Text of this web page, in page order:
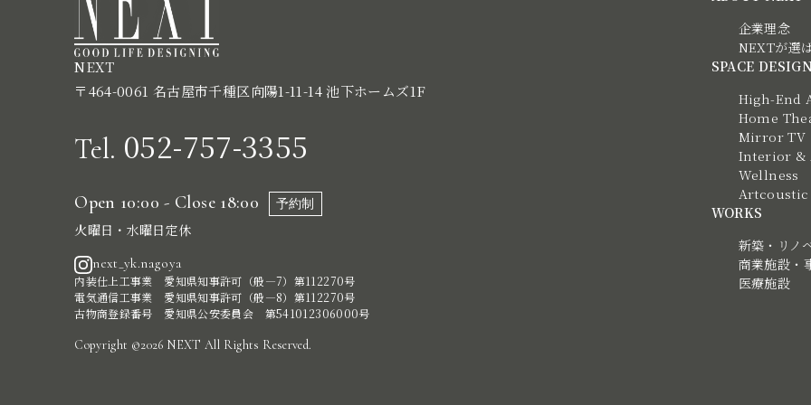
NEXT
〒464-0061 名古屋市千種区向陽1-11-14 池下ホームズ1F
Tel. 052-757-3355
Open 10:00 - Close 18:00 予約制
火曜日・水曜日定休
next_yk.nagoya
内装仕上工事業 愛知県知事許可（般―7）第112270号
電気通信工事業 愛知県知事許可（般―8）第112270号
古物商登録番号 愛知県公安委員会 第541012306000号
Copyright ©2026 NEXT All Rights Reserved.
企業理念
NEXTが選
SPACE
High-End
Home
Mirror TV
Interior &
Wellness
Artcoustic
WORKS
新築・リノ
商業施設・
医療施設